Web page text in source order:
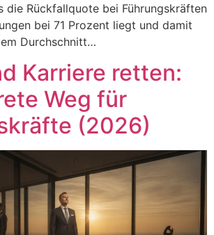
die Rückfallquote bei Führungskräften
bei 71 Prozent liegt und damit
Durchschnitt…
Karriere retten:
Weg für
(2026)